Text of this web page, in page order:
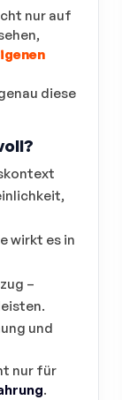
nur auf
diese
wirkt es in
–
und
nur für
.